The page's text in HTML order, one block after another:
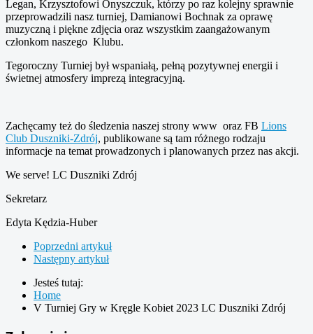
Legan, Krzysztofowi Onyszczuk, którzy po raz kolejny sprawnie
przeprowadzili nasz turniej, Damianowi Bochnak za oprawę
muzyczną i piękne zdjęcia oraz wszystkim zaangażowanym
członkom naszego Klubu.
Tegoroczny Turniej był wspaniałą, pełną pozytywnej energii i
świetnej atmosfery imprezą integracyjną.
Zachęcamy też do śledzenia naszej strony www oraz FB Lions
Club Duszniki-Zdrój, publikowane są tam różnego rodzaju
informacje na temat prowadzonych i planowanych przez nas akcji.
We serve! LC Duszniki Zdrój
Sekretarz
Edyta Kędzia-Huber
Poprzedni artykuł
Następny artykuł
Jesteś tutaj:
Home
V Turniej Gry w Kręgle Kobiet 2023 LC Duszniki Zdrój